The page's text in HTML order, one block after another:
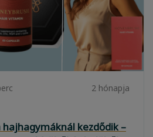
2 hónapja
hajhagymáknál kezdődik –